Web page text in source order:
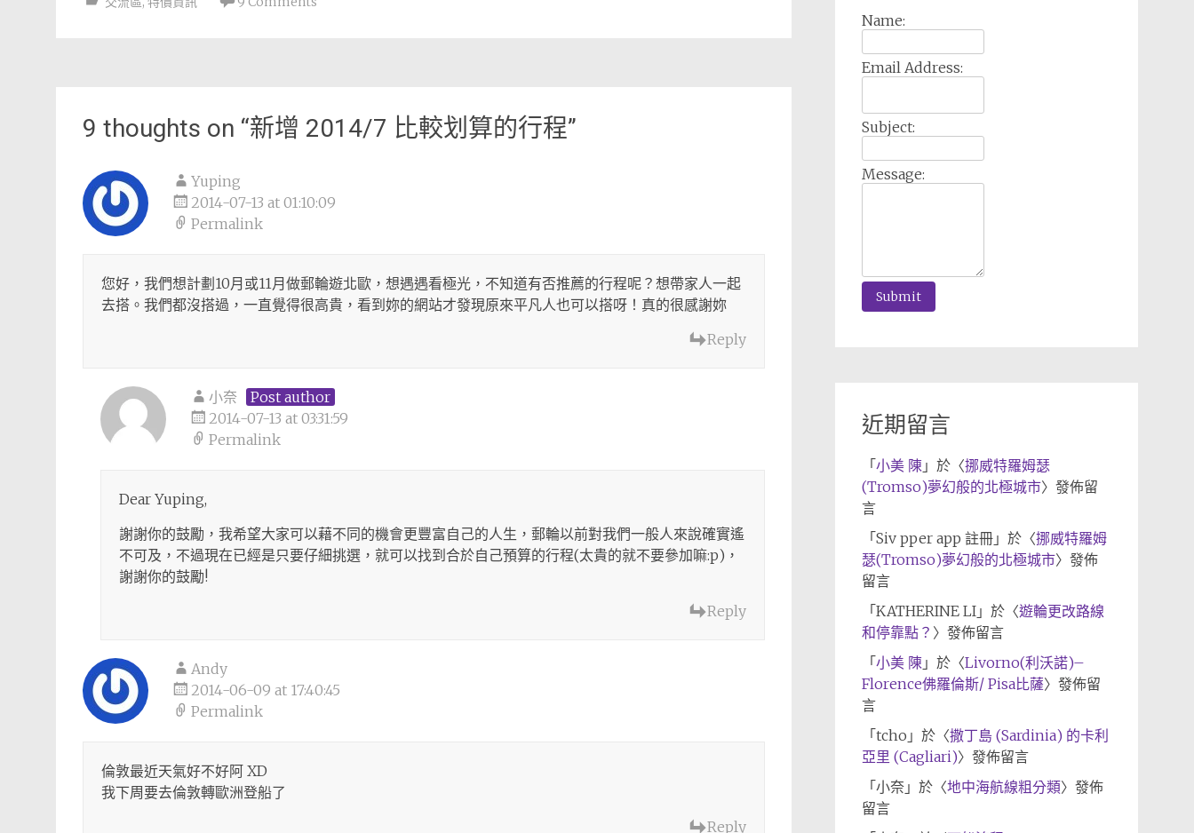
navigation
9 thoughts on “新增 2014/7 比較划算的行程”
Yuping
2014-07-13 at 01:10:09
Permalink
您好，我們想計劃10月或11月做郵輪遊北歐，想遇遇看極光，不知道有否推薦的行程呢？想帶家人一起
去搭。我們都沒搭過，一直覺得很高貴，看到妳的網站才發現原來平凡人也可以搭呀！真的很感謝妳
Reply
小奈
Post author
2014-07-13 at 03:31:59
Permalink
Dear Yuping,
謝謝你的鼓勵，我希望大家可以藉不同的機會更豐富自己的人生，郵輪以前對我們一般人來說確實遙
不可及，不過現在已經是只要仔細挑選，就可以找到合於自己預算的行程(太貴的就不要參加嘛:p)，
謝謝你的鼓勵!
Reply
Andy
2014-06-09 at 17:40:45
Permalink
倫敦最近天氣好不好阿 XD
我下周要去倫敦轉歐洲登船了
Reply
Name:
Email Address:
Subject:
Message:
近期留言
「小美 陳 」於〈挪威特羅姆瑟
(Tromso)夢幻般的北極城市〉發佈留
言
「Siv pper app 註冊」於〈挪威特羅姆
瑟(Tromso)夢幻般的北極城市〉發佈
留言
「KATHERINE LI」於〈遊輪更改路線
和停靠點？ 〉發佈留言
「小美 陳 」於〈Livorno(利沃諾)–
Florence佛羅倫斯/ Pisa比薩〉發佈留
言
「tcho 」於〈撒丁島 (Sardinia) 的卡利
亞里 (Cagliari)〉發佈留言
「小奈」於〈地中海航線粗分類〉發佈
留言